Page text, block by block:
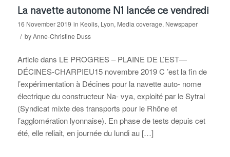
La navette autonome N1 lancée ce vendredi
16 November 2019 in Keolis, Lyon, Media coverage, Newspaper
/ byAnne-Christine Duss
Article dans LE PROGRES – PLAINE DE L’EST—
DÉCINES-CHARPIEU15 novembre 2019 C ’est la fin de
l’expérimentation à Décines pour la navette auto- nome
électrique du constructeur Na- vya, exploité par le Sytral
(Syndicat mixte des transports pour le Rhône et
l’agglomération lyonnaise). En phase de tests depuis cet
été, elle reliait, en journée du lundi au […]